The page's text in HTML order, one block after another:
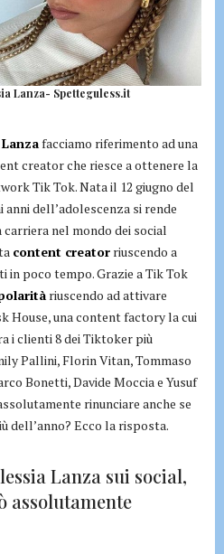
Lanza- Spetteguless.it
facciamo riferimento ad una
creator che riesce a ottenere la
Tik Tok. Nata il 12 giugno del
dell’adolescenza si rende
nel mondo dei social
content creator riuscendo a
poco tempo. Grazie a Tik Tok
riuscendo ad attivare
House, una content factory la cui
i clienti 8 dei Tiktoker più
Pallini, Florin Vitan, Tommaso
Bonetti, Davide Moccia e Yusuf
rinunciare anche se
dell’anno? Ecco la risposta.
Lanza sui social,
assolutamente